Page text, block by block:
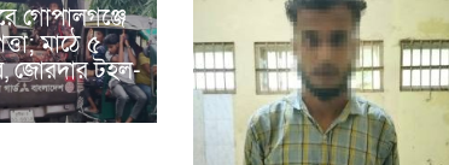
গোপালগঞ্জে
মাঠে ৫
জোরদার টহল-